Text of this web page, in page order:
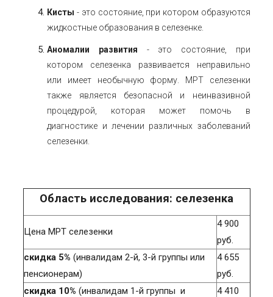
Кисты - это состояние, при котором образуются
жидкостные образования в селезенке.
Аномалии развития - это состояние, при
котором селезенка развивается неправильно
или имеет необычную форму. МРТ селезенки
также является безопасной и неинвазивной
процедурой, которая может помочь в
диагностике и лечении различных заболеваний
селезенки.
Область исследования: селезенка
Цена МРТ селезенки
4 900
руб.
скидка 5% (инвалидам 2-й, 3-й группы или
пенсионерам)
4 655
руб.
скидка 10% (инвалидам 1-й группы и
4 410